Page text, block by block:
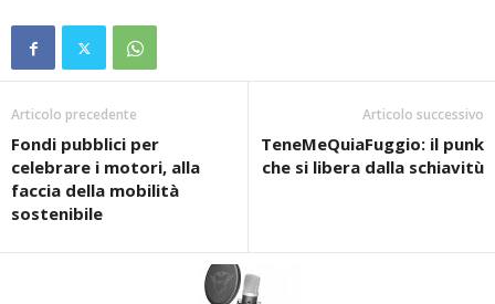
Articolo precedente
Fondi pubblici per
celebrare i motori, alla
faccia della mobilità
sostenibile
Articolo successivo
TeneMeQuiaFuggio: il punk
che si libera dalla schiavitù